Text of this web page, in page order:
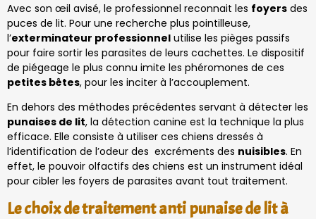
Avec son œil avisé, le professionnel reconnait les foyers des
puces de lit. Pour une recherche plus pointilleuse,
l’exterminateur professionnel utilise les pièges passifs
pour faire sortir les parasites de leurs cachettes. Le dispositif
de piégeage le plus connu imite les phéromones de ces
petites bêtes, pour les inciter à l’accouplement.
En dehors des méthodes précédentes servant à détecter les
punaises de lit, la détection canine est la technique la plus
efficace. Elle consiste à utiliser ces chiens dressés à
l’identification de l’odeur des excréments des nuisibles. En
effet, le pouvoir olfactifs des chiens est un instrument idéal
pour cibler les foyers de parasites avant tout traitement.
Le choix de traitement anti punaise de lit à